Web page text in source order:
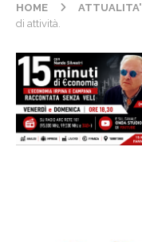
HOME ATTUALITA'
di attività.